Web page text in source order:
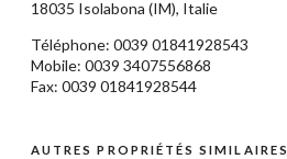
18035 Isolabona (IM), Italie
Téléphone: 0039 01841928543
Mobile: 0039 3407556868
Fax: 0039 01841928544
AUTRES PROPRIÉTÉS SIMILAIRES